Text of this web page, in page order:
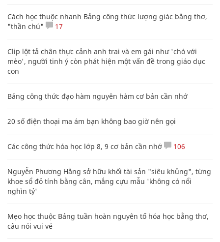
Cách học thuộc nhanh Bảng công thức lượng giác bằng thơ,
"thần chú"
17
Clip lột tả chân thực cảnh anh trai và em gái như 'chó với
mèo', người tinh ý còn phát hiện một vấn đề trong giáo dục
con
Bảng công thức đạo hàm nguyên hàm cơ bản cần nhớ
20 số điện thoại ma ám bạn không bao giờ nên gọi
Các công thức hóa học lớp 8, 9 cơ bản cần nhớ 106
Nguyễn Phương Hằng sở hữu khối tài sản "siêu khủng", từng
khoe sổ đỏ tính bằng cân, mắng cựu mẫu 'không có nổi
nghìn tỷ'
Mẹo học thuộc Bảng tuần hoàn nguyên tố hóa học bằng thơ,
câu nói vui vẻ